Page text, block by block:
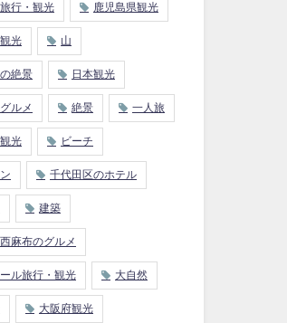
行・観光 鹿児島県観光
光 山
絶景 日本観光
ルメ 絶景 一人旅
光 ビーチ
千代田区のホテル
建築
麻布のグルメ
ル旅行・観光 大自然
大阪府観光